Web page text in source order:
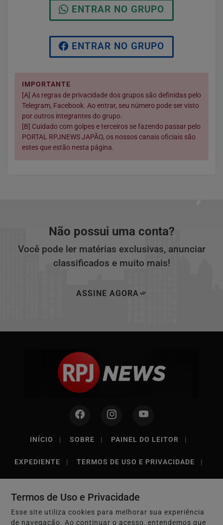
ENTRAR NO GRUPO
ENTRAR NO GRUPO
IMPORTANTE
[A] As regras de privacidade dos grupos são definidas pelo
Telegram, Facebook. Ao entrar, seu número pode ser visto
por outros integrantes do grupo.
[B] Cuidado com golpes e terceiros se fazendo passar pelo
PORTAL RPJNEWS JAPÃO, os nossos canais oficiais são
estes que estão nesta página.
Não possui uma conta?
Você pode ler matérias exclusivas, anunciar
classificados e muito mais!
ASSINE AGORA
INÍCIO | SOBRE | PAINEL DO LEITOR |
EXPEDIENTE | TERMOS DE USO E PRIVACIDADE |
Termos de Uso e Privacidade
Esse site utiliza cookies para melhorar sua experiência
de navegação. Ao continuar o acesso, entendemos que